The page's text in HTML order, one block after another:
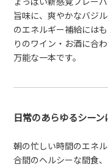
旨味に、爽やかなバジ
のエネルギー補給には
りのワイン・お酒に合
万能な一本です。
日常のあらゆるシー
朝の忙しい時間のエネ
合間のヘルシーな間食